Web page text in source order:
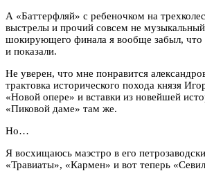
А «Баттерфляй» с ребеночком на
выстрелы и прочий совсем не
шокирующего финала я вообще забыл, что
и показали.
Не уверен, что мне понравится
трактовка исторического похода князя
«Новой опере» и вставки из новейшей
«Пиковой даме» там же.
Но…
Я восхищаюсь маэстро в его
«Травиаты», «Кармен» и вот теперь